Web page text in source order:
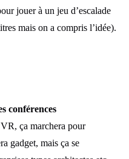
jouer à un jeu d’escalade
mais on a compris l’idée).
conférences
ça marchera pour
gadget, mais ça se